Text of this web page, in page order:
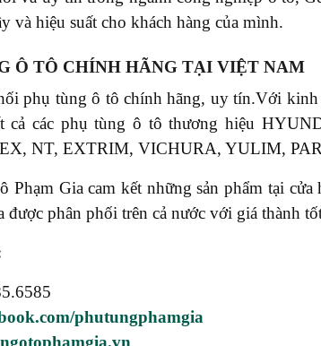
và hiệu suất cho khách hàng của mình.
Ô TÔ CHÍNH HÃNG TẠI VIỆT NAM
phụ tùng ô tô chính hãng, uy tín.Với
cả các phụ tùng ô tô thương hiệu
NT, EXTRIM, VICHURA, YULIM,
Phạm Gia cam kết những sản phẩm tại
được phân phối trên cả nước với giá thành
phutungphamgia